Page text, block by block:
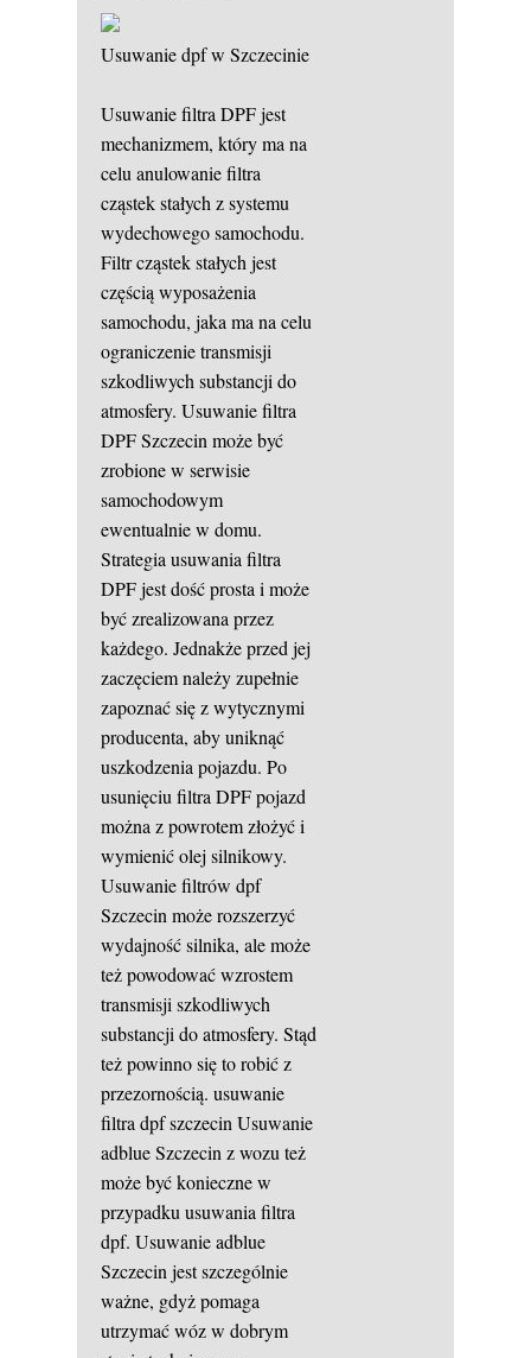
Usuwanie dpf w Szczecinie
Usuwanie filtra DPF jest
mechanizmem, który ma na
celu anulowanie filtra
cząstek stałych z systemu
wydechowego samochodu.
Filtr cząstek stałych jest
częścią wyposażenia
samochodu, jaka ma na celu
ograniczenie transmisji
szkodliwych substancji do
atmosfery. Usuwanie filtra
DPF Szczecin może być
zrobione w serwisie
samochodowym
ewentualnie w domu.
Strategia usuwania filtra
DPF jest dość prosta i może
być zrealizowana przez
każdego. Jednakże przed jej
zaczęciem należy zupełnie
zapoznać się z wytycznymi
producenta, aby uniknąć
uszkodzenia pojazdu. Po
usunięciu filtra DPF pojazd
można z powrotem złożyć i
wymienić olej silnikowy.
Usuwanie filtrów dpf
Szczecin może rozszerzyć
wydajność silnika, ale może
też powodować wzrostem
transmisji szkodliwych
substancji do atmosfery. Stąd
też powinno się to robić z
przezornością. usuwanie
filtra dpf szczecin Usuwanie
adblue Szczecin z wozu też
może być konieczne w
przypadku usuwania filtra
dpf. Usuwanie adblue
Szczecin jest szczególnie
ważne, gdyż pomaga
utrzymać wóz w dobrym